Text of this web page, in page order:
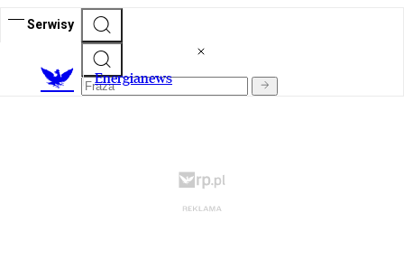
Serwisy
Energianews